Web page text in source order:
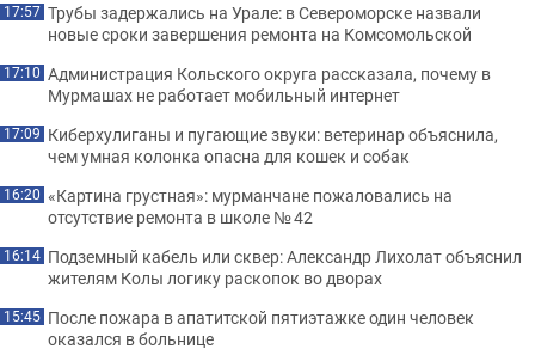
17:57 Трубы задержались на Урале: в Североморске назвали
новые сроки завершения ремонта на Комсомольской
17:10 Администрация Кольского округа рассказала, почему в
Мурмашах не работает мобильный интернет
17:09 Киберхулиганы и пугающие звуки: ветеринар объяснила,
чем умная колонка опасна для кошек и собак
16:20 «Картина грустная»: мурманчане пожаловались на
отсутствие ремонта в школе № 42
16:14 Подземный кабель или сквер: Александр Лихолат объяснил
жителям Колы логику раскопок во дворах
15:45 После пожара в апатитской пятиэтажке один человек
оказался в больнице